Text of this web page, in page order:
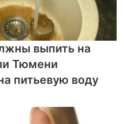
выпить на
Тюмени
питьевую воду